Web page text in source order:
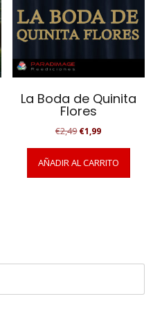
La Boda de Quinita
Flores
€2,49 El
€1,99El
AÑADIR AL CARRITO